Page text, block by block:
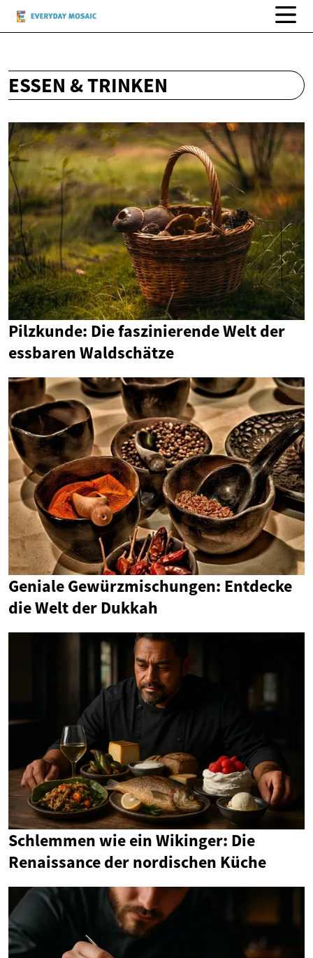
ESSEN & TRINKEN
Pilzkunde: Die faszinierende Welt der
essbaren Waldschätze
Geniale Gewürzmischungen: Entdecke
die Welt der Dukkah
Schlemmen wie ein Wikinger: Die
Renaissance der nordischen Küche